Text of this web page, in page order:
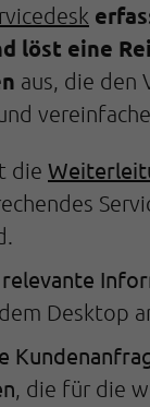
löst eine
aus, die den
die
Desktop
, die für die